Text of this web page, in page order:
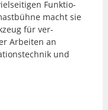
Funk­tio­
macht sie
für ver­
Arbeit­en an
und